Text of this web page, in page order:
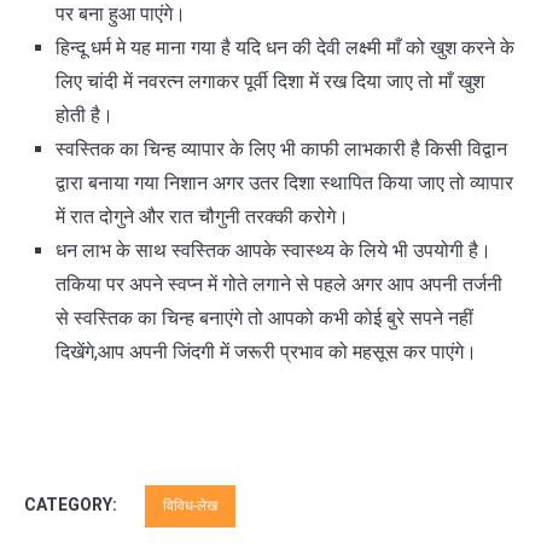
पर बना हुआ पाएंगे।
हिन्दू धर्म मे यह माना गया है यदि धन की देवी लक्ष्मी माँ को खुश करने के
लिए चांदी में नवरत्न लगाकर पूर्वी दिशा में रख दिया जाए तो माँ खुश
होती है।
स्वस्तिक का चिन्ह व्यापार के लिए भी काफी लाभकारी है किसी विद्वान
द्वारा बनाया गया निशान अगर उतर दिशा स्थापित किया जाए तो व्यापार
में रात दोगुने और रात चौगुनी तरक्की करोगे।
धन लाभ के साथ स्वस्तिक आपके स्वास्थ्य के लिये भी उपयोगी है।
तकिया पर अपने स्वप्न में गोते लगाने से पहले अगर आप अपनी तर्जनी
से स्वस्तिक का चिन्ह बनाएंगे तो आपको कभी कोई बुरे सपने नहीं
दिखेंगे,आप अपनी जिंदगी में जरूरी प्रभाव को महसूस कर पाएंगे।
CATEGORY: विविध-लेख